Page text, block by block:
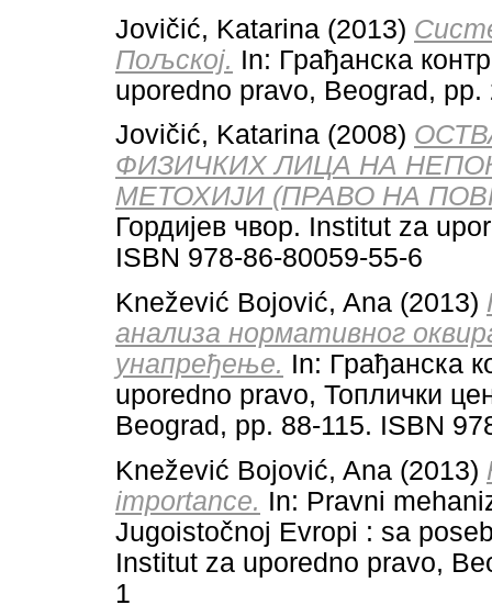
Jovičić, Katarina (2013)
Пољској. In: Грађанска
uporedno pravo, Beograd,
Jovičić, Katarina (2008)
ФИЗИЧКИХ ЛИЦА НА
МЕТОХИЈИ (ПРАВО НА
Гордијев чвор. Institut za
ISBN 978-86-80059-55-6
Knežević Bojović, Ana (2013)
анализа нормативног
унапређење. In: Грађанска
uporedno pravo, Топлички
Beograd, pp. 88-115. ISBN
Knežević Bojović, Ana (2013)
importance. In: Pravni
Jugoistočnoj Evropi : sa
Institut za uporedno pravo,
1